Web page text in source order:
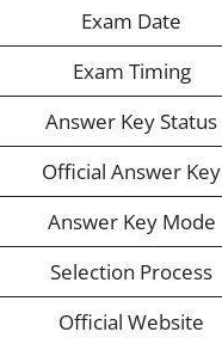
Exam Date
Exam Timing
Answer Key Status
Official Answer Key
Answer Key Mode
Selection Process
Official Website